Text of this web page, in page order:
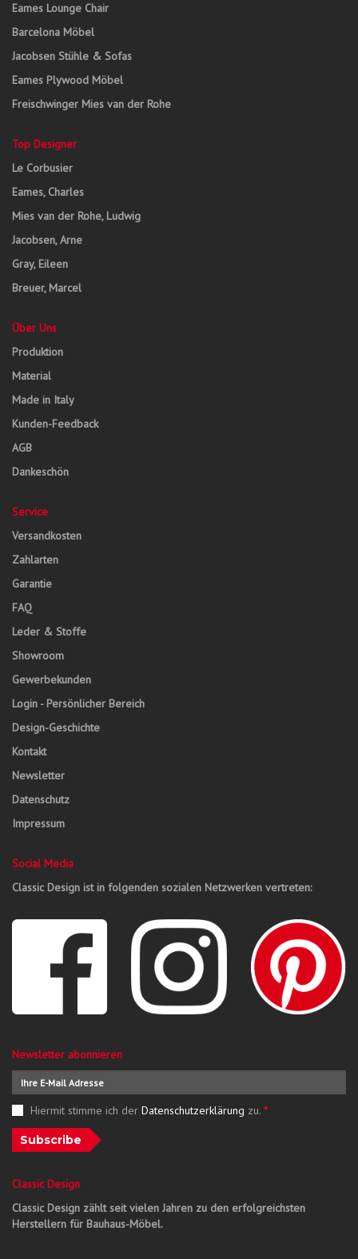
Eames Lounge Chair
Barcelona Möbel
Jacobsen Stühle & Sofas
Eames Plywood Möbel
Freischwinger Mies van der Rohe
Top Designer
Le Corbusier
Eames, Charles
Mies van der Rohe, Ludwig
Jacobsen, Arne
Gray, Eileen
Breuer, Marcel
Über Uns
Produktion
Material
Made in Italy
Kunden-Feedback
AGB
Dankeschön
Service
Versandkosten
Zahlarten
Garantie
FAQ
Leder & Stoffe
Showroom
Gewerbekunden
Login - Persönlicher Bereich
Design-Geschichte
Kontakt
Newsletter
Datenschutz
Impressum
Social Media
Classic Design ist in folgenden sozialen Netzwerken vertreten:
Newsletter abonnieren
Hiermit stimme ich der Datenschutzerklärung zu. *
Subscribe
Classic Design
Classic Design zählt seit vielen Jahren zu den erfolgreichsten
Herstellern für Bauhaus-Möbel.